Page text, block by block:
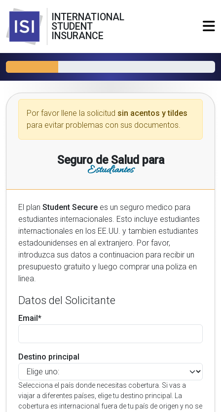
INTERNATIONAL
STUDENT
INSURANCE
Por favor llene la solicitud sin acentos y tildes
para evitar problemas con sus documentos.
Seguro de Salud para
Estudiantes
El plan Student Secure es un seguro medico para
estudiantes internacionales. Esto incluye estudiantes
internactionales en los EE.UU. y tambien estudiantes
estadounidenses en al extranjero. Por favor,
introduzca sus datos a continuacion para recibir un
presupuesto gratuito y luego comprar una poliza en
linea.
Datos del Solicitante
Email*
Destino principal
Selecciona el país donde necesitas cobertura. Si vas a
viajar a diferentes países, elige tu destino principal. La
cobertura es internacional fuera de tu país de origen y no se